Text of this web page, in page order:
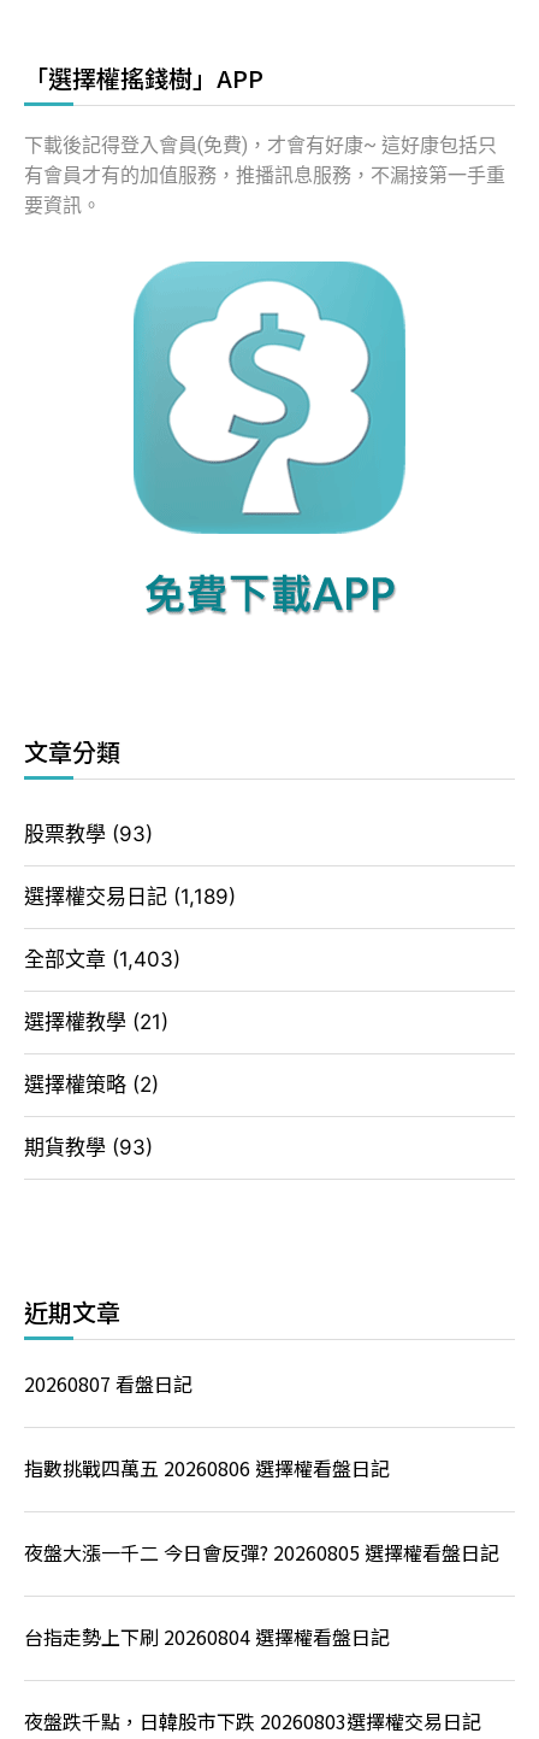
「選擇權搖錢樹」APP
下載後記得登入會員(免費)，才會有好康~ 這好康包括只
有會員才有的加值服務，推播訊息服務，不漏接第一手重
要資訊。
文章分類
股票教學 (93)
選擇權交易日記 (1,189)
全部文章 (1,403)
選擇權教學 (21)
選擇權策略 (2)
期貨教學 (93)
近期文章
20260807 看盤日記
指數挑戰四萬五 20260806 選擇權看盤日記
夜盤大漲一千二 今日會反彈? 20260805 選擇權看盤日記
台指走勢上下刷 20260804 選擇權看盤日記
夜盤跌千點，日韓股市下跌 20260803選擇權交易日記